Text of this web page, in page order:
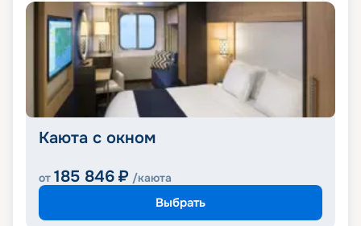
Каюта с окном
от 185 846 ₽ /каюта
Выбрать